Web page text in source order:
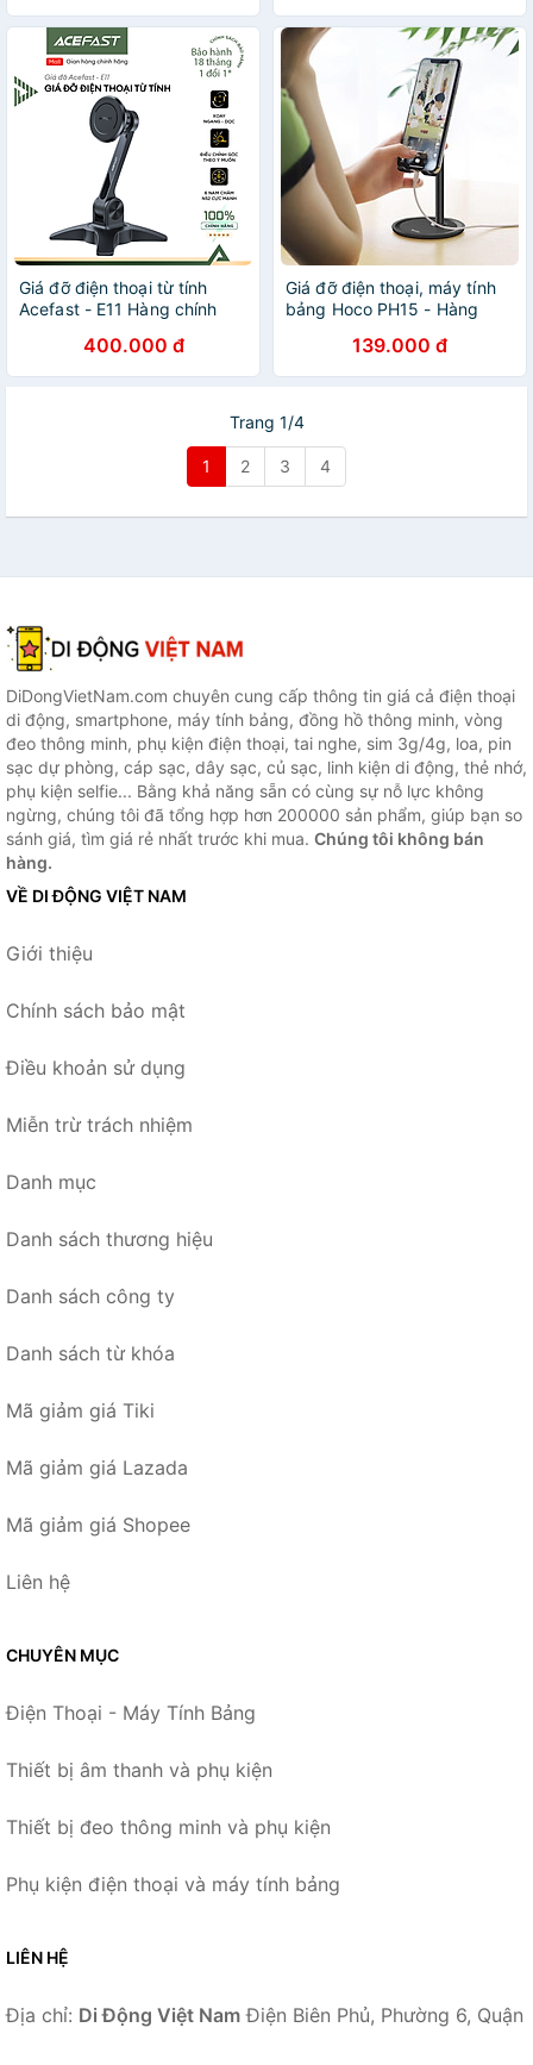
Giá đỡ điện thoại từ tính
Acefast - E11 Hàng chính
400.000 đ
Giá đỡ điện thoại, máy tính
bảng Hoco PH15 - Hàng
139.000 đ
Trang 1/4
1 2 3 4
DiDongVietNam.com chuyên cung cấp thông tin giá cả điện thoại
di động, smartphone, máy tính bảng, đồng hồ thông minh, vòng
đeo thông minh, phụ kiện điện thoại, tai nghe, sim 3g/4g, loa, pin
sạc dự phòng, cáp sạc, dây sạc, củ sạc, linh kiện di động, thẻ nhớ,
phụ kiện selfie... Bằng khả năng sẵn có cùng sự nỗ lực không
ngừng, chúng tôi đã tổng hợp hơn 200000 sản phẩm, giúp bạn so
sánh giá, tìm giá rẻ nhất trước khi mua. Chúng tôi không bán
hàng.
VỀ DI ĐỘNG VIỆT NAM
Giới thiệu
Chính sách bảo mật
Điều khoản sử dụng
Miễn trừ trách nhiệm
Danh mục
Danh sách thương hiệu
Danh sách công ty
Danh sách từ khóa
Mã giảm giá Tiki
Mã giảm giá Lazada
Mã giảm giá Shopee
Liên hệ
CHUYÊN MỤC
Điện Thoại - Máy Tính Bảng
Thiết bị âm thanh và phụ kiện
Thiết bị đeo thông minh và phụ kiện
Phụ kiện điện thoại và máy tính bảng
LIÊN HỆ
Địa chỉ: Di Động Việt Nam Điện Biên Phủ, Phường 6, Quận